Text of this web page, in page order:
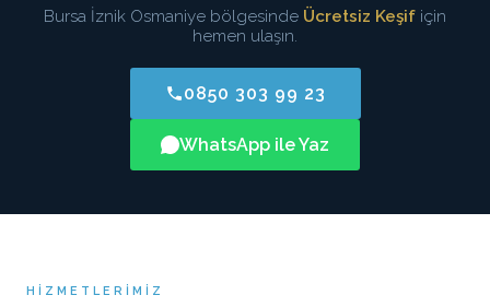
Bursa İznik Osmaniye bölgesinde Ücretsiz Keşif için
hemen ulaşın.
0850 303 99 23
WhatsApp ile Yaz
HIZMETLERIMIZ